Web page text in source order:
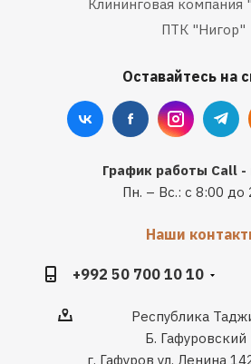
Клининговая
ПТК "Нигор"
Оставайтесь на
График работы Call -
Пн. – Вс.: с 8:00 до
Наши
+992 50 700 10 10
Республика
Б. Гафуровский
г. Гафуров ул. Ленина